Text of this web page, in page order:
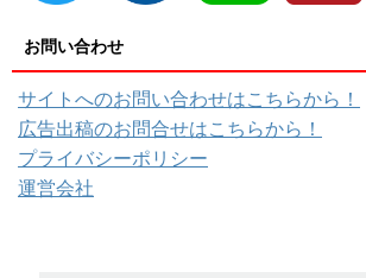
お問い合わせ
サイトへのお問い合わせはこちらから！
広告出稿のお問合せはこちらから！
プライバシーポリシー
運営会社